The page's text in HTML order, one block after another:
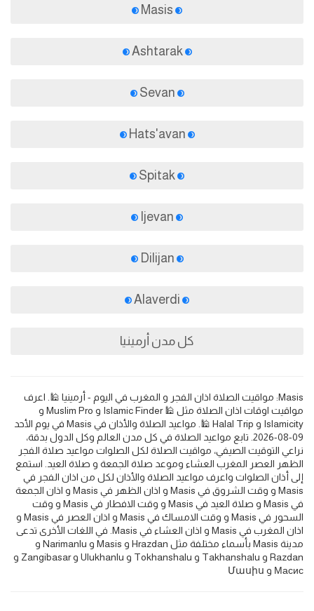
Ashtarak
كل مدن أرمينيا
Masis: مواقيت الصلاة اذان الفجر و المغرب في اليوم - أرمينيا 🕌. اعرف
مواقيت اوقات اذان الصلاة مثل 🕌 Islamic Finder و Muslim Pro و
Islamicity و Halal Trip 🕌. مواعيد الصلاة والأذان في Masis في يوم الأحد
09-08-2026. تابع مواعيد الصلاة في كل مدن العالم وكل الدول بدقة،
نراعي التوقيت الصيفي، مواقيت الصلاة لكل الصلوات مواعيد صلاة الفجر
الظهر العصر المغرب العشاء وموعد صلاة الجمعة و صلاة العيد. استمع
إلى أذان الصلوات واعرف مواعيد الصلاة والأذان لكل من اذان الفجر في
Masis و وقت الشروق في Masis و اذان الظهر في Masis و اذان الجمعة
في Masis و صلاة العيد في Masis و وقت الافطار في Masis و وقت
السحور في Masis و وقت الامساك في Masis و اذان العصر في Masis و
اذان المغرب في Masis و اذان العشاء في Masis. في اللغات الأخرى تدعى
مدينة Masis بأسماء مختلفة مثل Hrazdan و Masis و Narimanlu و
Razdan و Takhanshalu و Tokhanshalu و Ulukhanlu و Zangibasar و
Масис و Մասիս